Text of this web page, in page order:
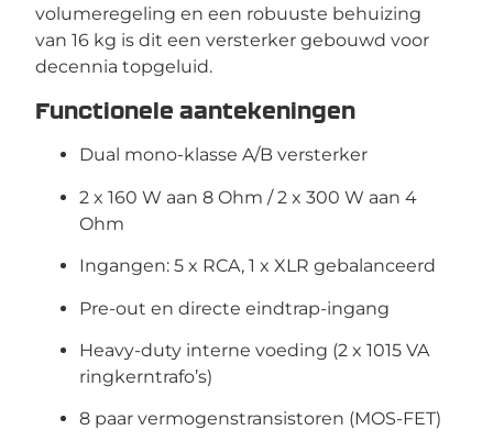
volumeregeling en een robuuste behuizing
van 16 kg is dit een versterker gebouwd voor
decennia topgeluid.
Functionele aantekeningen
Dual mono-klasse A/B versterker
2 x 160 W aan 8 Ohm / 2 x 300 W aan 4
Ohm
Ingangen: 5 x RCA, 1 x XLR gebalanceerd
Pre-out en directe eindtrap-ingang
Heavy-duty interne voeding (2 x 1015 VA
ringkerntrafo’s)
8 paar vermogenstransistoren (MOS-FET)